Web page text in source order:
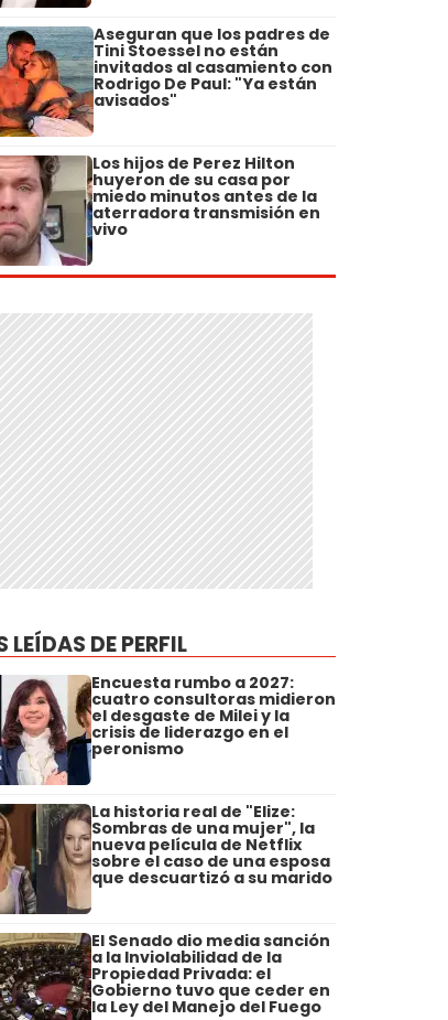
Aseguran que los padres de
Tini Stoessel no están
invitados al casamiento con
Rodrigo De Paul: "Ya están
avisados"
Los hijos de Perez Hilton
huyeron de su casa por
miedo minutos antes de la
aterradora transmisión en
vivo
LEÍDAS DE PERFIL
Encuesta rumbo a 2027:
cuatro consultoras midieron
el desgaste de Milei y la
crisis de liderazgo en el
peronismo
La historia real de "Elize:
Sombras de una mujer", la
nueva película de Netflix
sobre el caso de una esposa
que descuartizó a su marido
El Senado dio media sanción
a la Inviolabilidad de la
Propiedad Privada: el
Gobierno tuvo que ceder en
la Ley del Manejo del Fuego